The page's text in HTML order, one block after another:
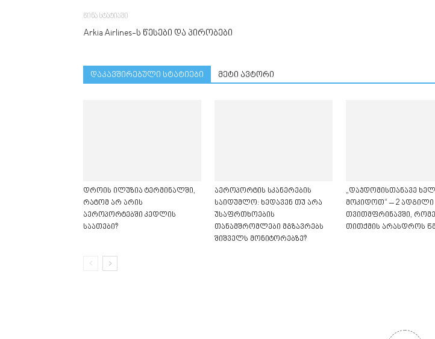
წინა სტატიაში
Arkia Airlines-ს წესები და პირობები
დაკავშირებული სტატიები მეტი ავტორი
დროის ილუზია ტერმინალში,
რატომ არ არის
აეროპორტებში კედლის
საათები?
აეროპორტის სკანერების
საიდუმლო: ხედავენ თუ არა
უსაფრთხოების
თანამშრომლები მგზავრებს
შიშველს მონიტორებზე?
„დაჯდომისთანავე
მოკიდოთ“ – 2 ადგილი
თვითმფრინავში,
თითქმის არასდროს